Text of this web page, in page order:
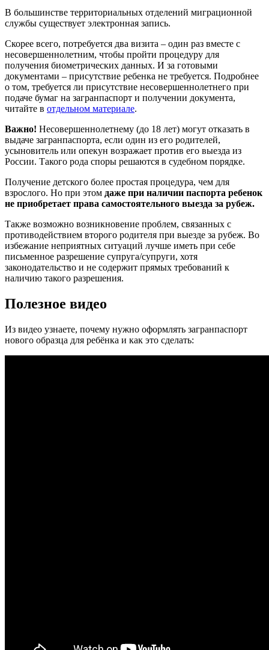
В большинстве территориальных отделений миграционной
службы существует электронная запись.
Скорее всего, потребуется два визита – один раз вместе с
несовершеннолетним, чтобы пройти процедуру для
получения биометрических данных. И за готовыми
документами – присутствие ребенка не требуется. Подробнее
о том, требуется ли присутствие несовершеннолетнего при
подаче бумаг на загранпаспорт и получении документа,
читайте в отдельном материале.
Важно! Несовершеннолетнему (до 18 лет) могут отказать в
выдаче загранпаспорта, если один из его родителей,
усыновитель или опекун возражает против его выезда из
России. Такого рода споры решаются в судебном порядке.
Получение детского более простая процедура, чем для
взрослого. Но при этом даже при наличии паспорта ребенок
не приобретает права самостоятельного выезда за рубеж.
Также возможно возникновение проблем, связанных с
противодействием второго родителя при выезде за рубеж. Во
избежание неприятных ситуаций лучше иметь при себе
письменное разрешение супруга/супруги, хотя
законодательство и не содержит прямых требований к
наличию такого разрешения.
Полезное видео
Из видео узнаете, почему нужно оформлять загранпаспорт
нового образца для ребёнка и как это сделать: